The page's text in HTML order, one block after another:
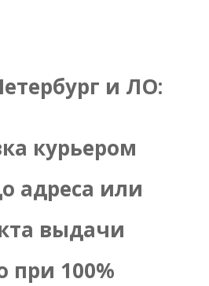
и ЛО:
курьером
адреса или
выдачи
при 100%